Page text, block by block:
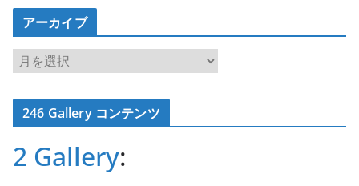
アーカイブ
ア
ー
カ
イ246 Gallery コンテンツ
2 Gallery: